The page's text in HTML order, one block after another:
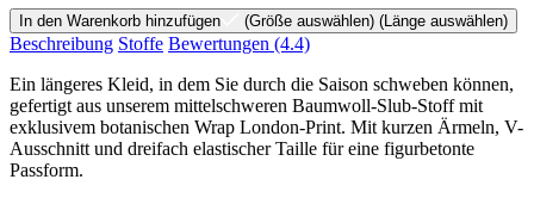
In den Warenkorb hinzufügen (Größe auswählen) (Länge auswählen)
Beschreibung Stoffe Bewertungen (4.4)
Ein längeres Kleid, in dem Sie durch die Saison schweben können,
gefertigt aus unserem mittelschweren Baumwoll-Slub-Stoff mit
exklusivem botanischen Wrap London-Print. Mit kurzen Ärmeln, V-
Ausschnitt und dreifach elastischer Taille für eine figurbetonte
Passform.